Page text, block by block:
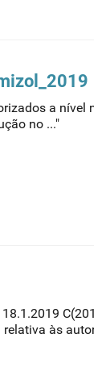
a nível
no ..."
relativa às